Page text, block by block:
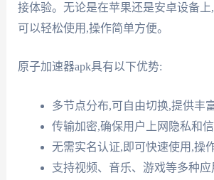
接体验。无论是在苹果还是安卓设备上
可以轻松使用,操作简单方便。
原子加速器apk具有以下优势:
多节点分布,可自由切换,提供丰
传输加密,确保用户上网隐私和
无需实名认证,即可快速使用,操
支持视频、音乐、游戏等多种